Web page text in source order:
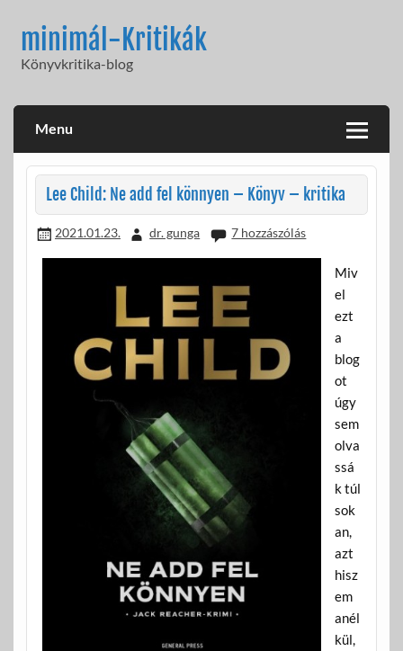
contentminimál-Kritikák
Könyvkritika-blog
Menu
Lee Child: Ne add fel könnyen – Könyv – kritika
2021.01.23. dr. gunga 7 hozzászólás
Miv
el
ezt
a
blog
ot
úgy
sem
olva
ssá
k túl
sok
an,
azt
hisz
em
anél
kül,